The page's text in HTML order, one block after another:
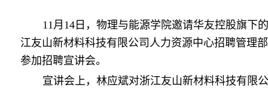
11月14日，物理与能源学院邀请华友控股旗下
江友山新材料科技有限公司人力资源中心招聘管理
参加招聘宣讲会。
宣讲会上，林应斌对浙江友山新材料科技有限